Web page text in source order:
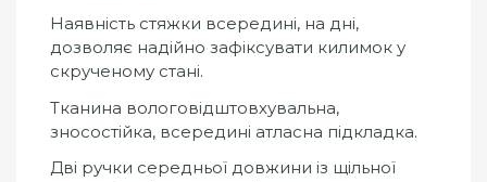
Наявність стяжки всередині, на дні,
дозволяє надійно зафіксувати килимок у
скрученому стані.
Тканина вологовідштовхувальна,
зносостійка, всередині атласна підкладка.
Дві ручки середньої довжини із щільної